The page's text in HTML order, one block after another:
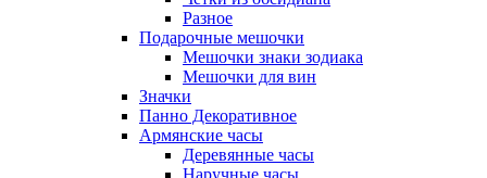
Разное
Подарочные мешочки
Мешочки знаки зодиака
Мешочки для вин
Значки
Панно Декоративное
Армянские часы
Деревянные часы
Наручные часы